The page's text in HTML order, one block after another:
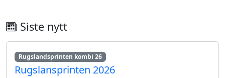
Siste nytt
Rugslandsprinten kombi 26
Rugslansprinten 2026